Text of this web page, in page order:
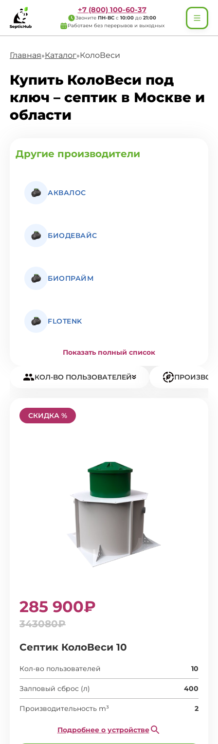
+7 (800) 100-60-37
Звоните ПН-ВС с 10:00 до 21:00
Работаем без перерывов и выходных
Главная»Каталог»КолоВеси
Купить КолоВеси под
ключ – септик в Москве и
области
Другие производители
АКВАЛОС
БИОДЕВАЙС
БИОПРАЙМ
FLOTENK
Показать полный список
КОЛ-ВО ПОЛЬЗОВАТЕЛЕЙ
СКИДКА %
285 900₽
343080₽
Септик КолоВеси 10
Кол-во пользователей 10
Залповый сброс (л) 400
Производительность m³ 2
Подробнее о устройстве